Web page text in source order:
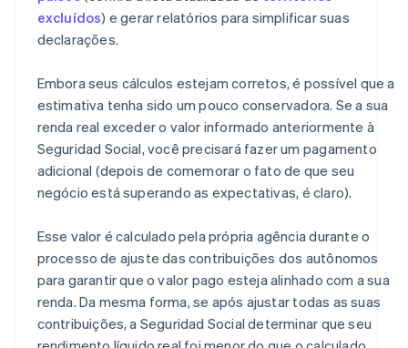
excluídos) e gerar relatórios para simplificar suas
declarações.
Embora seus cálculos estejam corretos, é possível que a
estimativa tenha sido um pouco conservadora. Se a sua
renda real exceder o valor informado anteriormente à
Seguridad Social, você precisará fazer um pagamento
adicional (depois de comemorar o fato de que seu
negócio está superando as expectativas, é claro).
Esse valor é calculado pela própria agência durante o
processo de ajuste das contribuições dos autônomos
para garantir que o valor pago esteja alinhado com a sua
renda. Da mesma forma, se após ajustar todas as suas
contribuições, a Seguridad Social determinar que seu